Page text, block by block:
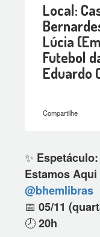
Local:
Lúcia
Futebol
Eduardo
Compartilhe
✨
Estamos Aqui
@bhemlibras
📅05/11
🕗20h